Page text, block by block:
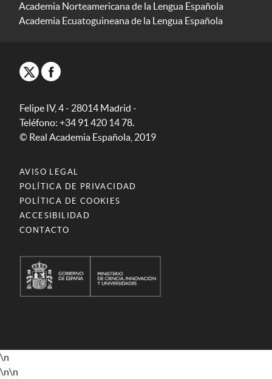
Academia Norteamericana de la Lengua Española
Academia Ecuatoguineana de la Lengua Española
Felipe IV, 4 - 28014 Madrid -
Teléfono: +34 91 420 14 78.
© Real Academia Española, 2019
AVISO LEGAL
POLÍTICA DE PRIVACIDAD
POLÍTICA DE COOKIES
ACCESIBILIDAD
CONTACTO
\n
\n\n